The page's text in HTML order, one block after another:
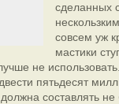
сделанных
совсем уж
мастики
не
пятьдесят
составлять